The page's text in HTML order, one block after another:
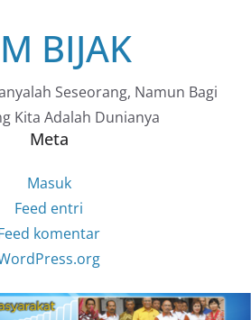
BIJAK
Seseorang, Namun Bagi
Kita Adalah Dunianya
Meta
Masuk
Feed entri
komentar